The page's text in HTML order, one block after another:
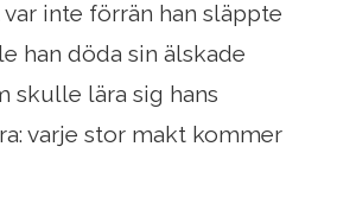
inte förrän han släppte
han döda sin älskade
skulle lära sig hans
varje stor makt kommer